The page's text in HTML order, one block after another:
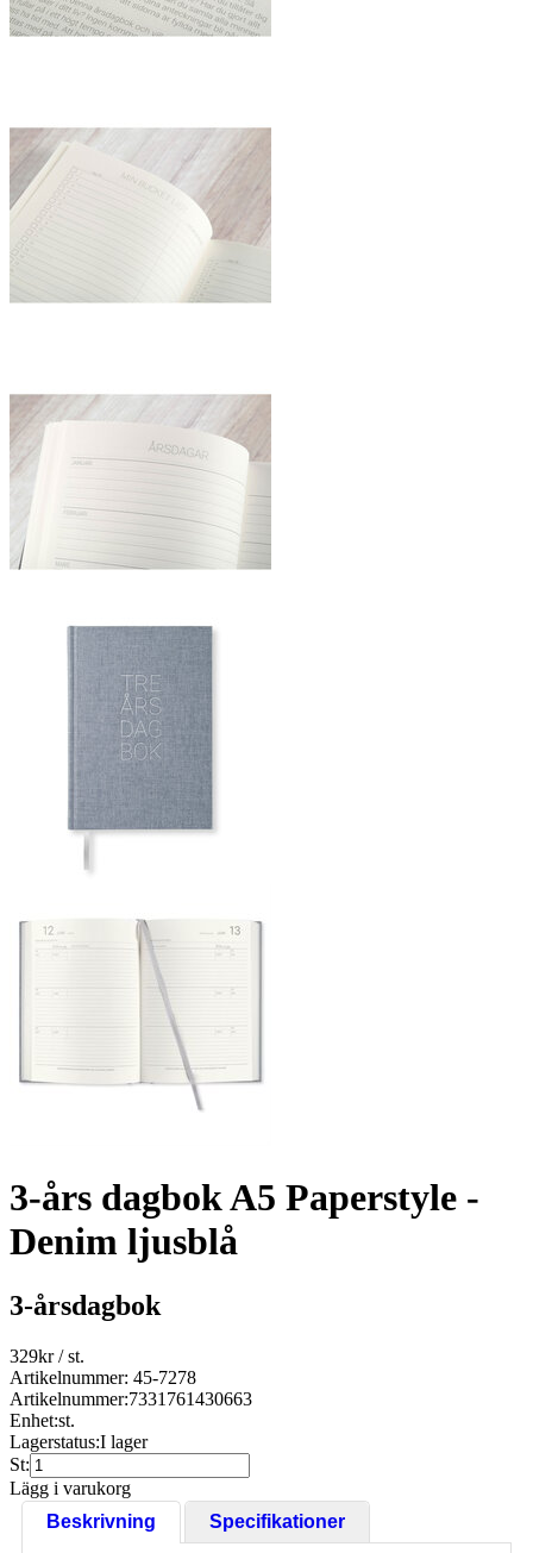
3-års dagbok A5 Paperstyle -
Denim ljusblå
3-årsdagbok
329kr/ st.
Artikelnummer: 45-7278
Artikelnummer:7331761430663
Enhet:st.
Lagerstatus:I lager
St:
Lägg i varukorg
Beskrivning
Specifikationer